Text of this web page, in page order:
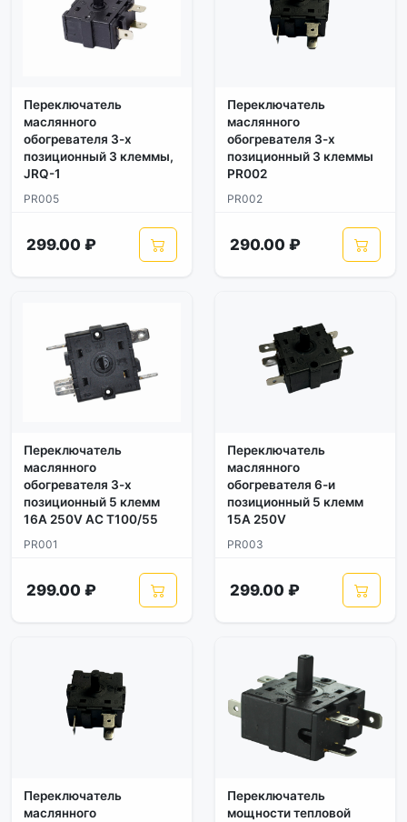
Переключатель
маслянного
обогревателя 3-х
позиционный 3 клеммы,
JRQ-1
PR005
299.00 ₽
Переключатель
маслянного
обогревателя 3-х
позиционный 3 клеммы
PR002
PR002
290.00 ₽
Переключатель
маслянного
обогревателя 3-х
позиционный 5 клемм
16A 250V AC T100/55
PR001
299.00 ₽
Переключатель
маслянного
обогревателя 6-и
позиционный 5 клемм
15A 250V
PR003
299.00 ₽
Переключатель
маслянного
Переключатель
мощности тепловой